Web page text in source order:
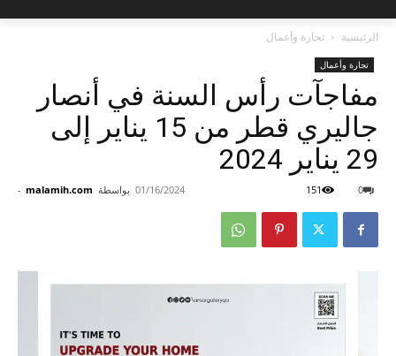
الرئيسية تجارة وأعمال
تجارة وأعمال
مفاجآت رأس السنة في أنصار
جاليري قطر من 15 يناير إلى
29 يناير 2024
بواسطة malamih.com
- 01/16/2024 0
151